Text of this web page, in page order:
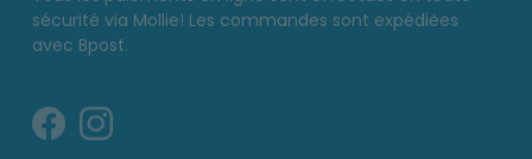
sécurité via Mollie! Les commandes sont expédiées
avec Bpost.